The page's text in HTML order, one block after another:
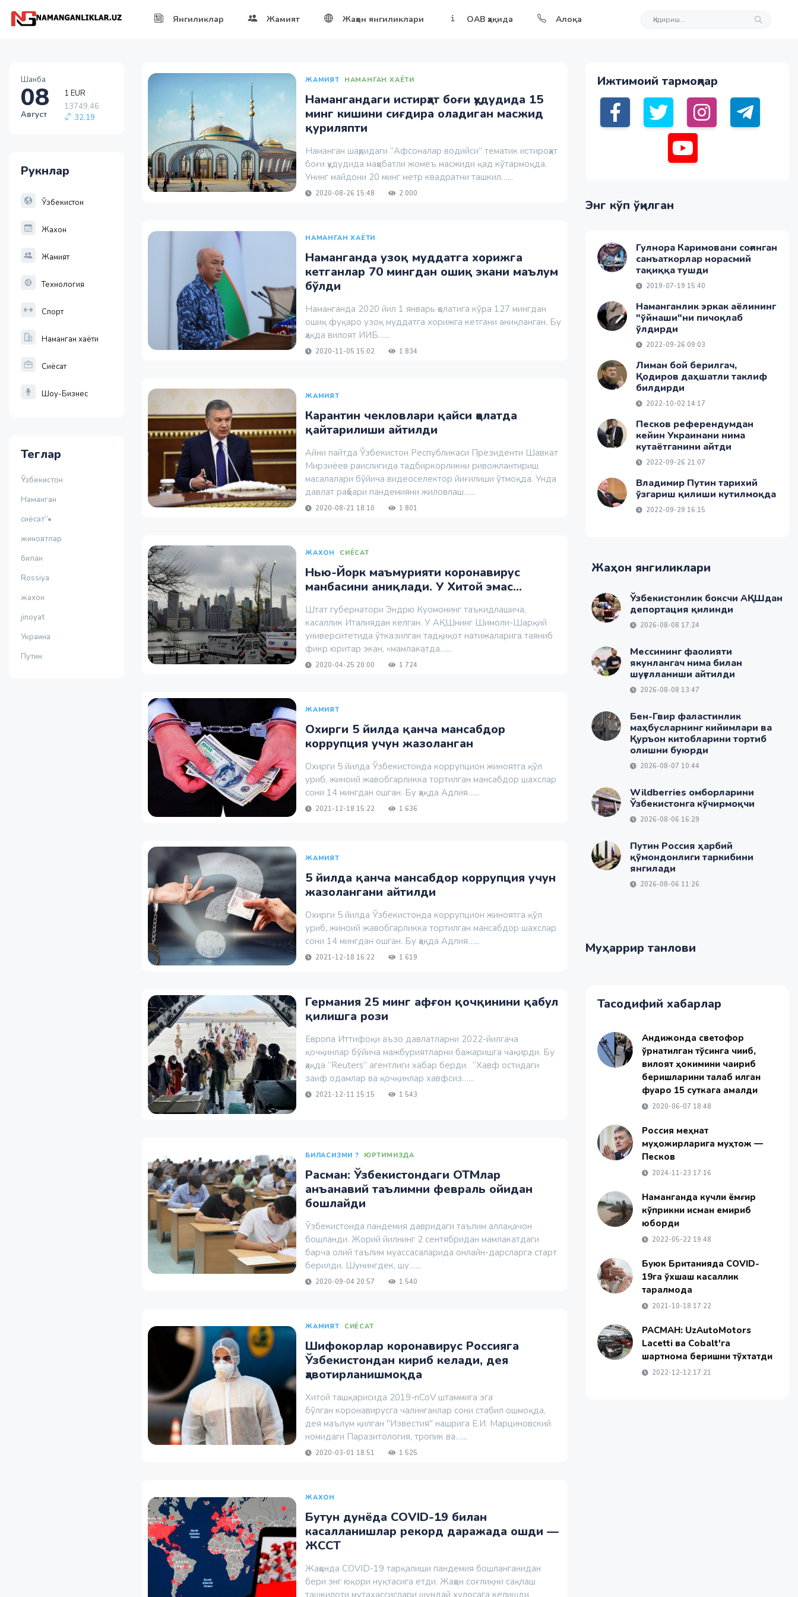
Янгиликлар Жамият Жаҳон янгиликлари ОАВ ҳақида Алоқа
Шанба
08
Август
13749.46
32.19
1 RUB
13749.46
Рукнлар
Ўзбекистон
Жахон
Жамият
Технология
Спорт
Наманган хаёти
Сиёсат
Шоу-Бизнес
Теглар
Ўзбекистон
Наманган
сиёсат”•
жиноятлар
билан
Rossiya
жахон
jinoyat
Украина
Путин
ЖАМИЯТ НАМАНГАН ХАЁТИ
Намангандаги истирҳат боғи ҳудудида 15
минг кишини сиғдира оладиган масжид
қуриляпти
Наманган шаҳридаги “Афсоналар водийси” тематик истироҳат
боғи ҳудудида маҳобатли жомеъ масжиди қад кўтармоқда.
Унинг майдони 20 минг метр квадратни ташкил…...
2020-08-26 15:48 2 000
НАМАНГАН ХАЁТИ
Наманганда узоқ муддатга хорижга
кетганлар 70 мингдан ошиқ экани маълум
бўлди
Наманганда 2020 йил 1 январь ҳолатига кўра 127 мингдан
ошиқ фуқаро узоқ муддатга хорижга кетгани аниқланган. Бу
ҳақда вилоят ИИБ…...
2020-11-05 15:02 1 834
ЖАМИЯТ
Карантин чекловлари қайси ҳолатда
қайтарилиши айтилди
Айни пайтда Ўзбекистон Республикаси Президенти Шавкат
Мирзиёев раислигида тадбиркорликни ривожлантириш
масалалари бўйича видеоселектор йиғилиши ўтмоқда. Унда
давлат раҳбари пандемияни жиловлаш…...
2020-08-21 18:10 1 801
ЖАХОН СИЁСАТ
Нью-Йорк маъмурияти коронавирус
манбасини аниқлади. У Хитой эмас...
Штат губернатори Эндрю Куомонинг таъкидлашича,
касаллик Италиядан келган. У АҚШнинг Шимоли-Шарқий
университетида ўтказилган тадқиқот натижаларига таяниб
фикр юритар экан, «мамлакатда…...
2020-04-25 20:00 1 724
ЖАМИЯТ
Охирги 5 йилда қанча мансабдор
коррупция учун жазоланган
Охирги 5 йилда Ўзбекистонда коррупцион жиноятга қўл
уриб, жиноий жавобгарликка тортилган мансабдор шахслар
сони 14 мингдан ошган. Бу ҳақда Адлия…...
2021-12-18 15:22 1 636
ЖАМИЯТ
5 йилда қанча мансабдор коррупция учун
жазолангани айтилди
Охирги 5 йилда Ўзбекистонда коррупцион жиноятга қўл
уриб, жиноий жавобгарликка тортилган мансабдор шахслар
сони 14 мингдан ошган. Бу ҳақда Адлия…...
2021-12-18 16:22 1 619
Германия 25 минг афғон қочқинини қабул
қилишга рози
Европа Иттифоқи аъзо давлатларни 2022-йилгача
қочқинлар бўйича мажбуриятларни бажаришга чақирди. Бу
ҳақда “Reuters” агентлиги хабар берди. “Хавф остидаги
заиф одамлар ва қочқинлар хавфсиз…...
2021-12-11 15:15 1 543
БИЛАСИЗМИ ? ЮРТИМИЗДА
Расман: Ўзбекистондаги ОТМлар
анъанавий таълимни февраль ойидан
бошлайди
Ўзбекистонда пандемия давридаги таълим аллақачон
бошланди. Жорий йилнинг 2 сентябридан мамлакатдаги
барча олий таълим муассасаларида онлайн-дарсларга старт
берилди. Шунингдек, шу…...
2020-09-04 20:57 1 540
ЖАМИЯТ СИЁСАТ
Шифокорлар коронавирус Россияга
Ўзбекистондан кириб келади, дея
ҳавотирланишмоқда
Хитой ташқарисида 2019-nCoV штаммига эга
бўлган коронавирусга чалинганлар сони стабил ошмоқда,
дея маълум қилган "Известия" нашрига Е.И. Марциновский
номидаги Паразитология, тропик ва…...
2020-03-01 18:51 1 525
ЖАХОН
Бутун дунёда COVID-19 билан
касалланишлар рекорд даражада ошди —
ЖССТ
Жаҳонда COVID-19 тарқалиши пандемия бошланганидан
бери энг юқори нуқтасига етди. Жаҳон соғлиқни сақлаш
ташкилоти мутахассислари шундай хулосага келишди.
Ижтимоий тармоқлар
Энг кўп ўқилган
Гулнора Каримовани соғинган
санъаткорлар норасмий
тақиққа тушди
2019-07-19 15:40
Наманганлик эркак аёлининг
"ўйнаши"ни пичоқлаб
ўлдирди
2022-09-26 09:03
Лиман бой берилгач,
Қодиров даҳшатли таклиф
билдирди
2022-10-02 14:17
Песков референдумдан
кейин Украинани нима
кутаётганини айтди
2022-09-26 21:07
Владимир Путин тарихий
ўзгариш қилиши кутилмоқда
2022-09-29 16:15
Жаҳон янгиликлари
Ўзбекистонлик боксчи АҚШдан
депортация қилинди
2026-08-08 17:24
Мессининг фаолияти
якунлангач нима билан
шуғулланиши айтилди
2026-08-08 13:47
Бен-Гвир фаластинлик
маҳбусларнинг кийимлари ва
Қуръон китобларини тортиб
олишни буюрди
2026-08-07 10:44
Wildberries омборларини
Ўзбекистонга кўчирмоқчи
2026-08-06 16:29
Путин Россия ҳарбий
қўмондонлиги таркибини
янгилади
2026-08-06 11:26
Муҳаррир танлови
Тасодифий хабарлар
Андижонда светофор
ўрнатилган тўсинга чиқиб,
вилоят ҳокимини чақириб
беришларини талаб қилган
фуқаро 15 суткага қамалди
2020-06-07 18:48
Россия меҳнат
муҳожирларига муҳтож —
Песков
2024-11-23 17:16
Наманганда кучли ёмғир
кўприкни қисман емириб
юборди
2022-05-22 19:48
Буюк Британияда COVID-
19га ўхшаш касаллик
тарқалмоқда
2021-10-18 17:22
РАСМАН: UzAutoMotors
Lacetti ва Cоbalt'га
шартнома беришни тўхтатди
2022-12-12 17:21